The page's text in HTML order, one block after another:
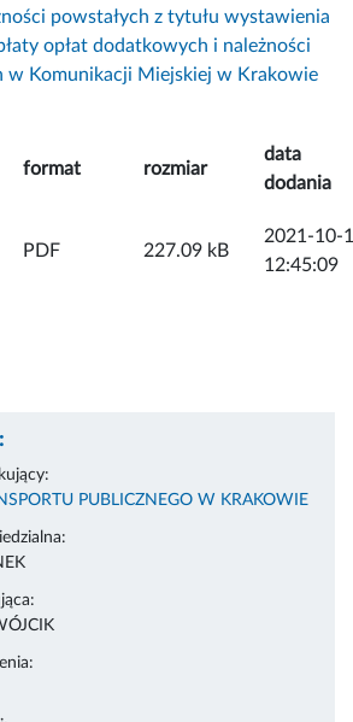
powstałych z tytułu wystawienia
opłat dodatkowych i należności
w Komunikacji Miejskiej w Krakowie
format rozmiar
data
dodania
ZAŁĄCZNIK
PDF 227.09 kB
2021-10-
12:45:09
PUBLICZNEGO W KRAKOWIE